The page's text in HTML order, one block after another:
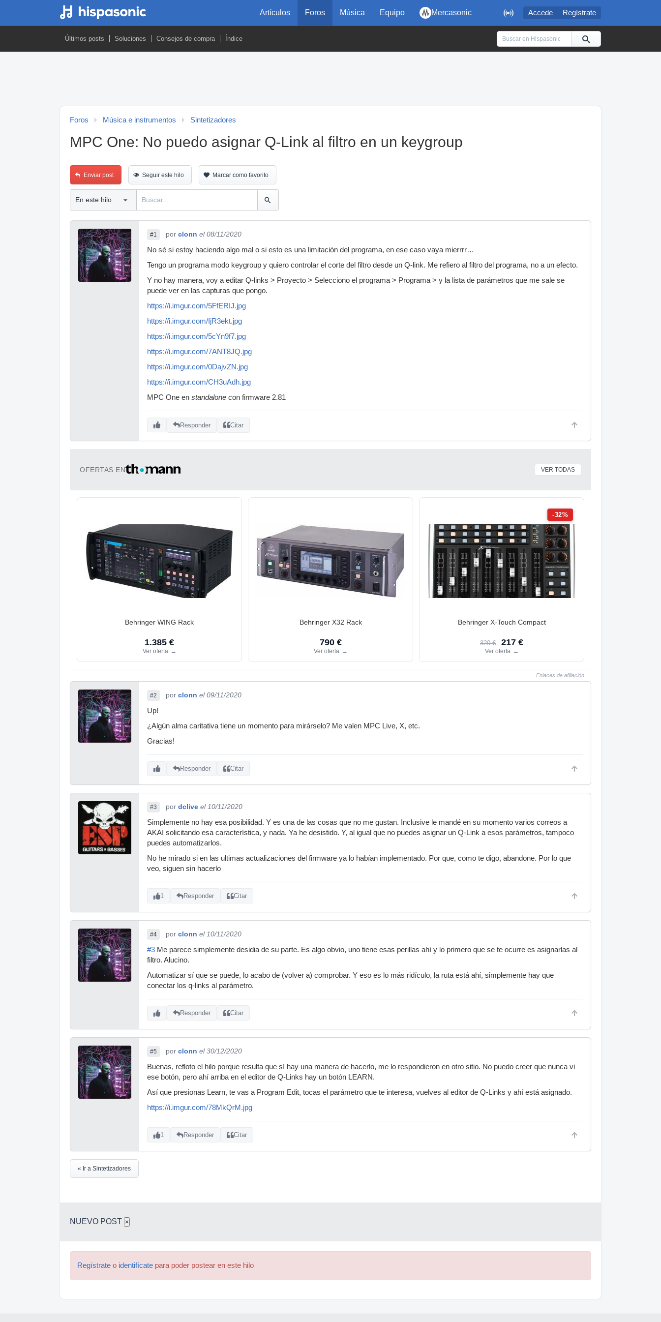
 Accede Regístrate
Artículos Foros Música Equipo Mercasonic
Últimos posts Soluciones Consejos de compra Índice
Foros Música e instrumentos Sintetizadores
MPC One: No puedo asignar Q-Link al filtro en un keygroup
Enviar post Seguir este hilo Marcar como favorito
#1 por clonn el 08/11/2020
No sé si estoy haciendo algo mal o si esto es una limitación del programa, en ese caso vaya mierrrr…
Tengo un programa modo keygroup y quiero controlar el corte del filtro desde un Q-link. Me refiero al filtro del programa, no a un efecto.
Y no hay manera, voy a editar Q-links > Proyecto > Selecciono el programa > Programa > y la lista de parámetros que me sale se
puede ver en las capturas que pongo.
https://i.imgur.com/5FfERIJ.jpg
https://i.imgur.com/IjR3ekt.jpg
https://i.imgur.com/5cYn9f7.jpg
https://i.imgur.com/7ANT8JQ.jpg
https://i.imgur.com/0DajvZN.jpg
https://i.imgur.com/CH3uAdh.jpg
MPC One en standalone con firmware 2.81
Responder Citar
OFERTAS EN VER TODAS
Behringer WING Rack
1.385 €
Ver oferta →
Behringer X32 Rack
790 €
Ver oferta →
-32%
Behringer X-Touch Compact
320 € 217 €
Ver oferta →
Enlaces de afiliación
#2 por clonn el 09/11/2020
Up!
¿Algún alma caritativa tiene un momento para mirárselo? Me valen MPC Live, X, etc.
Gracias!
Responder Citar
#3 por dclive el 10/11/2020
Simplemente no hay esa posibilidad. Y es una de las cosas que no me gustan. Inclusive le mandé en su momento varios correos a
AKAI solicitando esa característica, y nada. Ya he desistido. Y, al igual que no puedes asignar un Q-Link a esos parámetros, tampoco
puedes automatizarlos.
No he mirado si en las ultimas actualizaciones del firmware ya lo habían implementado. Por que, como te digo, abandone. Por lo que
veo, siguen sin hacerlo
1 Responder Citar
#4 por clonn el 10/11/2020
#3 Me parece simplemente desidia de su parte. Es algo obvio, uno tiene esas perillas ahí y lo primero que se te ocurre es asignarlas al
filtro. Alucino.
Automatizar sí que se puede, lo acabo de (volver a) comprobar. Y eso es lo más ridículo, la ruta está ahí, simplemente hay que
conectar los q-links al parámetro.
Responder Citar
#5 por clonn el 30/12/2020
Buenas, refloto el hilo porque resulta que sí hay una manera de hacerlo, me lo respondieron en otro sitio. No puedo creer que nunca vi
ese botón, pero ahí arriba en el editor de Q-Links hay un botón LEARN.
Así que presionas Learn, te vas a Program Edit, tocas el parámetro que te interesa, vuelves al editor de Q-Links y ahí está asignado.
https://i.imgur.com/78MkQrM.jpg
1 Responder Citar
« Ir a Sintetizadores
NUEVO POST ×
Regístrate o identifícate para poder postear en este hilo